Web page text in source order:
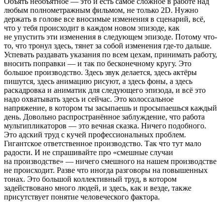
любым полнометражным фильмом, не только 2D. Нужно
держать в голове все вносимые изменения в сценарий, всё,
что у тебя происходит в каждом новом эпизоде, как
не упустить эти изменения в следующем эпизоде. Потому что-
то, что тронул здесь, тянет за собой изменения где-то дальше.
Успевать раздавать указания по всем цехам, принимать работу,
вносить поправки — и так по бесконечному кругу. Это
большое производство. Здесь звук делается, здесь актёры
пишутся, здесь анимацию рисуют, а здесь фоны, а здесь
раскадровка и аниматик для следующего эпизода, и всё это
надо охватывать здесь и сейчас. Это колоссальное
напряжение, в котором ты засыпаешь и просыпаешься каждый
день. Довольно распространённое заблуждение, что работа
мультипликаторов — это вечная сказка. Ничего подобного.
Это адский труд с кучей профессиональных проблем.
Гигантское ответственное производство. Так что тут мало
радости. И не спрашивайте про «смешные случаи
на производстве» — ничего смешного на нашем производстве
не происходит. Разве что иногда разговоры на повышенных
тонах. Это большой коллективный труд, в котором
задействовано много людей, и здесь, как и везде, также
присутствует понятие человеческого фактора.